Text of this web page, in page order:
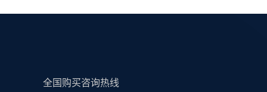
全国购买咨询热线